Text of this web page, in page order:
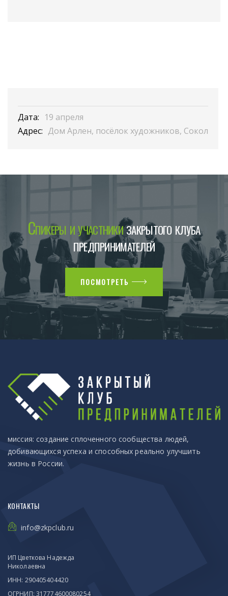
Дата: 19 апреля
Адрес: Дом Арлен, посёлок художников, Сокол
Спикеры и участникизакрытого клуба
предпринимателей
ПОСМОТРЕТЬ
миссия: создание сплоченного сообщества людей,
добивающихся успеха и способных реально улучшить
жизнь в России.
КОНТАКТЫ
info@zkpclub.ru
ИП Цветкова Надежда
Николаевна
ИНН: 290405404420
ОГРНИП: 317774600080254